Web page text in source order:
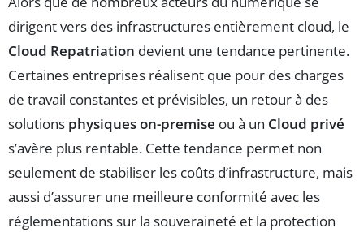
dirigent vers des infrastructures entièrement cloud, le
Cloud Repatriation devient une tendance pertinente.
Certaines entreprises réalisent que pour des charges
de travail constantes et prévisibles, un retour à des
solutions physiques on-premise ou à un Cloud privé
s’avère plus rentable. Cette tendance permet non
seulement de stabiliser les coûts d’infrastructure, mais
aussi d’assurer une meilleure conformité avec les
réglementations sur la souveraineté et la protection